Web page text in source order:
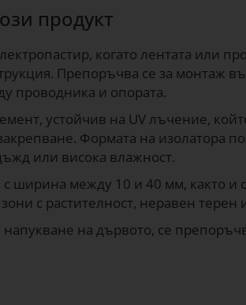
продукт
когато лентата или
Препоръчва се за монтаж
проводника и опората.
устойчив на UV лъчение,
Формата на изолатора
или висока влажност.
ширина между 10 и 40 мм, както и
с растителност, неравен
на дървото, се